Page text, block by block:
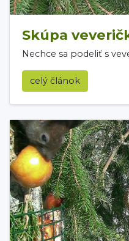
Skúpa
Nechce sa podeliť s
celý článok